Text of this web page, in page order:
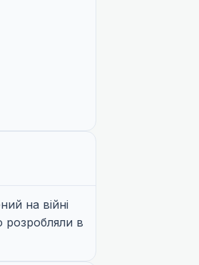
на війні
розробляли в